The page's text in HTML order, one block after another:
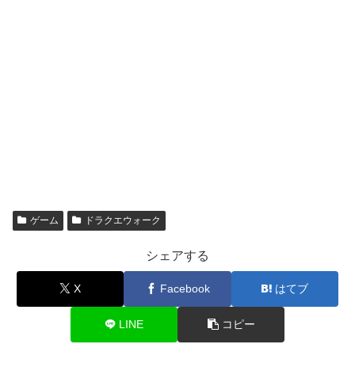
ゲーム ドラクエウォーク
シェアする
X Facebook はてブ
LINE コピー